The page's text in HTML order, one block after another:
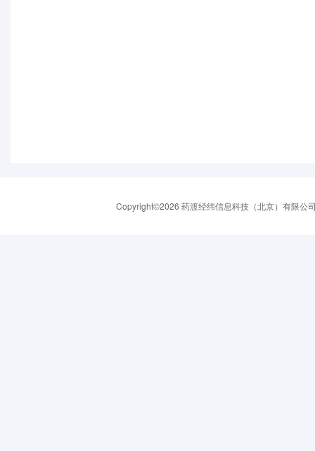
Copyright©2026 药渡经纬信息科技（北京）有限公